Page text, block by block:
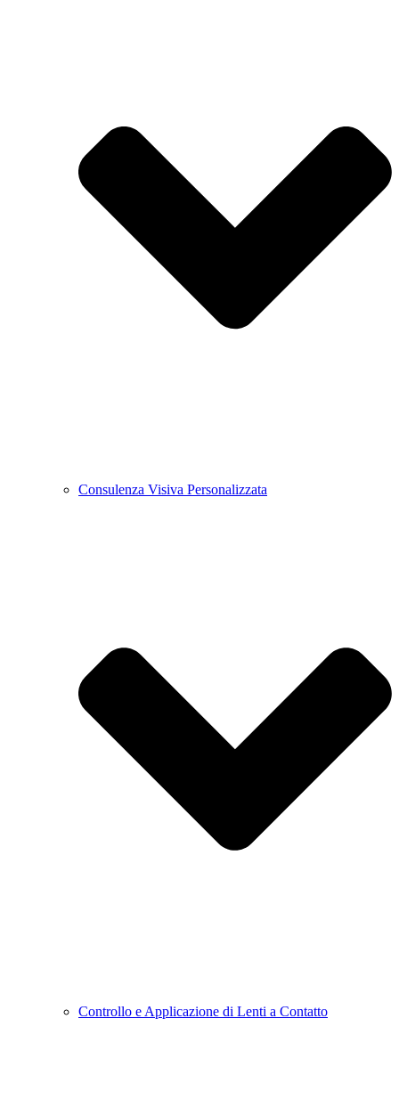
Consulenza Visiva Personalizzata
Controllo e Applicazione di Lenti a Contatto